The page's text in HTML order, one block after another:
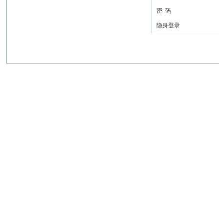
密 码
隐身登录